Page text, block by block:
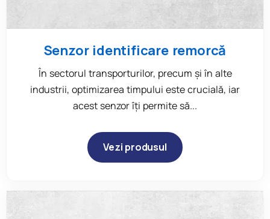
Senzor identificare remorcă
În sectorul transporturilor, precum și în alte
industrii, optimizarea timpului este crucială, iar
acest senzor îți permite să...
Vezi produsul